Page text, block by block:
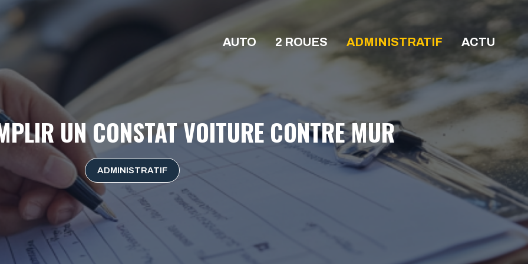
AUTO 2 ROUES ADMINISTRATIF ACTU
UN CONSTAT VOITURE CONTRE MUR
ADMINISTRATIF